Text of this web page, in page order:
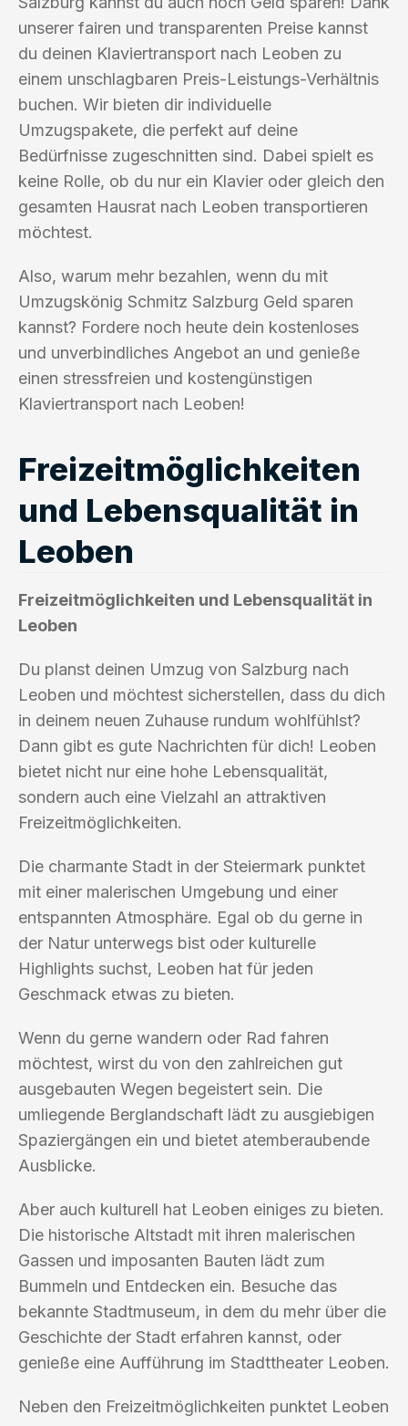
unserer fairen und transparenten Preise kannst
du deinen Klaviertransport nach Leoben zu
einem unschlagbaren Preis-Leistungs-Verhältnis
buchen. Wir bieten dir individuelle
Umzugspakete, die perfekt auf deine
Bedürfnisse zugeschnitten sind. Dabei spielt es
keine Rolle, ob du nur ein Klavier oder gleich den
gesamten Hausrat nach Leoben transportieren
möchtest.
Also, warum mehr bezahlen, wenn du mit
Umzugskönig Schmitz Salzburg Geld sparen
kannst? Fordere noch heute dein kostenloses
und unverbindliches Angebot an und genieße
einen stressfreien und kostengünstigen
Klaviertransport nach Leoben!
Freizeitmöglichkeiten
und Lebensqualität in
Leoben
Freizeitmöglichkeiten und Lebensqualität in
Leoben
Du planst deinen Umzug von Salzburg nach
Leoben und möchtest sicherstellen, dass du dich
in deinem neuen Zuhause rundum wohlfühlst?
Dann gibt es gute Nachrichten für dich! Leoben
bietet nicht nur eine hohe Lebensqualität,
sondern auch eine Vielzahl an attraktiven
Freizeitmöglichkeiten.
Die charmante Stadt in der Steiermark punktet
mit einer malerischen Umgebung und einer
entspannten Atmosphäre. Egal ob du gerne in
der Natur unterwegs bist oder kulturelle
Highlights suchst, Leoben hat für jeden
Geschmack etwas zu bieten.
Wenn du gerne wandern oder Rad fahren
möchtest, wirst du von den zahlreichen gut
ausgebauten Wegen begeistert sein. Die
umliegende Berglandschaft lädt zu ausgiebigen
Spaziergängen ein und bietet atemberaubende
Ausblicke.
Aber auch kulturell hat Leoben einiges zu bieten.
Die historische Altstadt mit ihren malerischen
Gassen und imposanten Bauten lädt zum
Bummeln und Entdecken ein. Besuche das
bekannte Stadtmuseum, in dem du mehr über die
Geschichte der Stadt erfahren kannst, oder
genieße eine Aufführung im Stadttheater Leoben.
Neben den Freizeitmöglichkeiten punktet Leoben